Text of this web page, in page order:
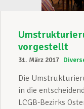
vorgestellt
31. März 2017
Die
in die
LCGB-Bezirks